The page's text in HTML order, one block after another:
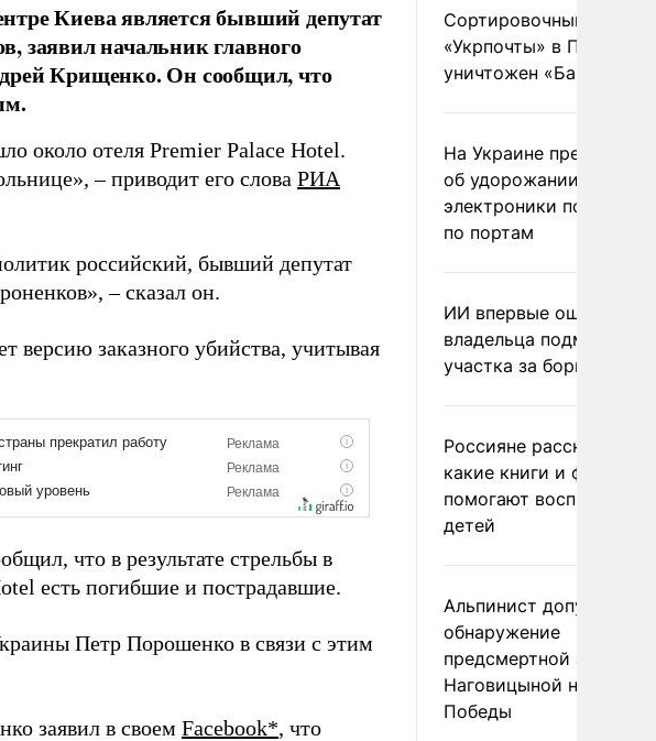
Киева является бывший депутат
заявил начальник главного
Крищенко. Он сообщил, что
около отеля Premier Palace Hotel.
– приводит его слова РИА
российский, бывший депутат
– сказал он.
версию заказного убийства, учитывая
что в результате стрельбы в
есть погибшие и пострадавшие.
Петр Порошенко в связи с этим
заявил в своем Facebook*, что
Сортировочный пункт
«Укрпочты» в
уничтожен
На Украине
об удорожании
электроники после
по портам
ИИ впервые
владельца
участка за борщевик
Россияне рассказали,
какие книги и фильмы
помогают воспитывать
детей
Альпинист допустил
обнаружение
предсмертной записки
Наговицыной на пике
Победы